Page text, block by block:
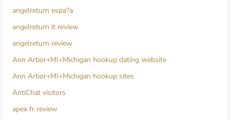
angelreturn espa?a
angelreturn it review
angelreturn review
Ann Arbor+MI+Michigan hookup dating website
Ann Arbor+MI+Michigan hookup sites
AntiChat visitors
apex fr review